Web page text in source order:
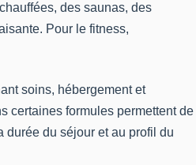
des saunas, des
Pour le fitness,
soins, hébergement et
certaines formules permettent de
durée du séjour et au profil du